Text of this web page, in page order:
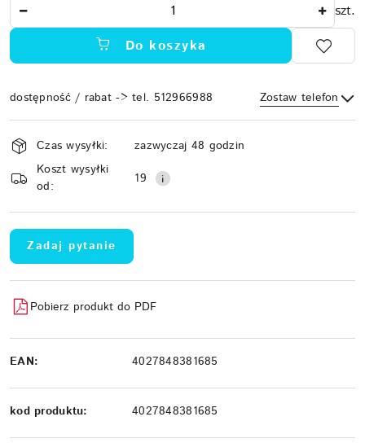
szt.
Do koszyka
dostępność / rabat -> tel. 512966988 Zostaw telefon
Wyślij
Dostępność
i
dostawa
Czas wysyłki:
zazwyczaj 48 godzin
Koszt wysyłki
od:
19
Zadaj pytanie
Pobierz produkt do PDF
EAN: 4027848381685
kod produktu: 4027848381685